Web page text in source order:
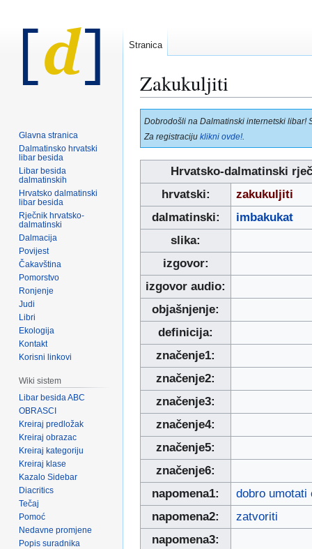
Zakukuljiti
Prijeđi
na
navigaciju
Prijeđi
na
pretraživanje
Dobrodošli na Dalmatinski internetski libar!
Za registraciju klikni ovde!
Hrvatsko-dalmatinski
hrvatski:
zakukuljiti
dalmatinski:
imbakukat
slika:
izgovor:
izgovor audio:
objašnjenje:
definicija:
značenje1:
značenje2:
značenje3:
značenje4:
značenje5:
značenje6:
napomena1:
dobro umotati
napomena2:
zatvoriti
napomena3:
Stranica
Glavna stranica
Dalmatinsko hrvatski
libar besida
Libar besida
dalmatinskih
Hrvatsko dalmatinski
libar besida
Rječnik hrvatsko-
dalmatinski
Dalmacija
Povijest
Čakavština
Pomorstvo
Ronjenje
Judi
Libri
Ekologija
Kontakt
Korisni linkovi
Wiki sistem
Libar besida ABC
OBRASCI
Kreiraj predložak
Kreiraj obrazac
Kreiraj kategoriju
Kreiraj klase
Kazalo Sidebar
Diacritics
Tečaj
Pomoć
Nedavne promjene
Popis suradnika